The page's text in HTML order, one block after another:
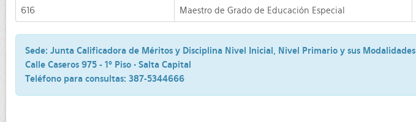
616 Maestro de Grado de Educación Especial
Sede: Junta Calificadora de Méritos y Disciplina Nivel Inicial, Nivel Primario y sus Modalidades
Calle Caseros 975 - 1º Piso • Salta Capital
Teléfono para consultas: 387-5344666